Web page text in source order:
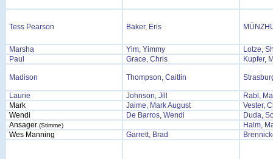
Tess Pearson Baker, Eris
Marsha Yim, Yimmy
Lotze,
Paul
Grace, Chris Kupfer,
Madison Thompson, Caitlin
Laurie Johnson, Jill
Rabl,
Mark
Jaime, Mark August
Vester,
Wendi
De Barros, Wendi
Duda,
Ansager (Stimme)
Halm,
Wes Manning
Garrett, Brad